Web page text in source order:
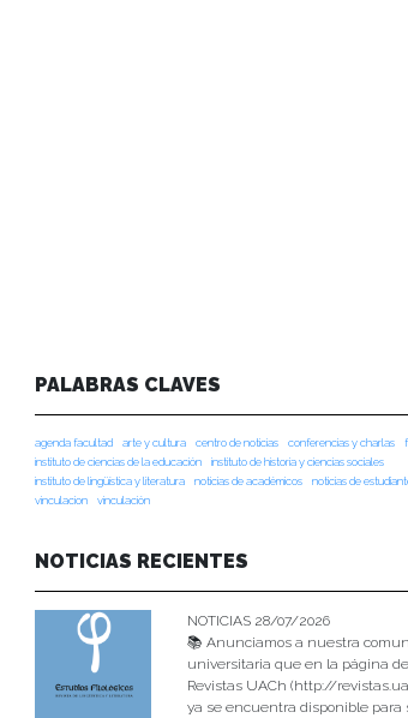
PALABRAS CLAVES
agenda facultad arte y cultura centro de noticias conferencias y charlas
instituto de ciencias de la educación
instituto de historia y ciencias sociales
instituto de lingüística y literatura
noticias de académicos
noticias de
vinculacion
vinculación
NOTICIAS RECIENTES
NOTICIAS 28/07/2026
📚 Anunciamos a nuestra
universitaria que en la página de
Revistas UACh (http://
ya se encuentra disponible para